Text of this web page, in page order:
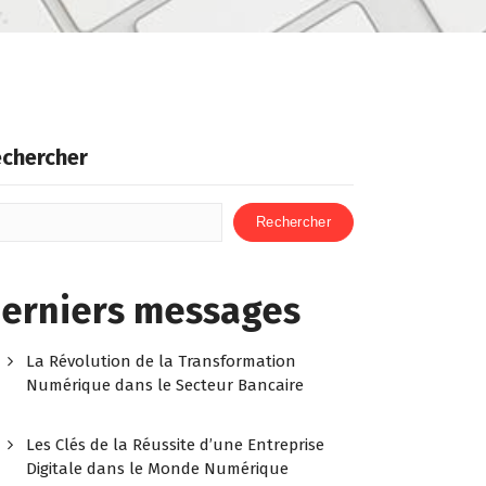
Rechercher
messages
La Révolution de la Transformation
Numérique dans le Secteur Bancaire
Les Clés de la Réussite d’une Entreprise
Digitale dans le Monde Numérique